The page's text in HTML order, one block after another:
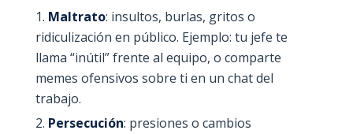
Maltrato: insultos, burlas, gritos o
ridiculización en público. Ejemplo: tu jefe te
llama “inútil” frente al equipo, o comparte
memes ofensivos sobre ti en un chat del
trabajo.
Persecución: presiones o cambios